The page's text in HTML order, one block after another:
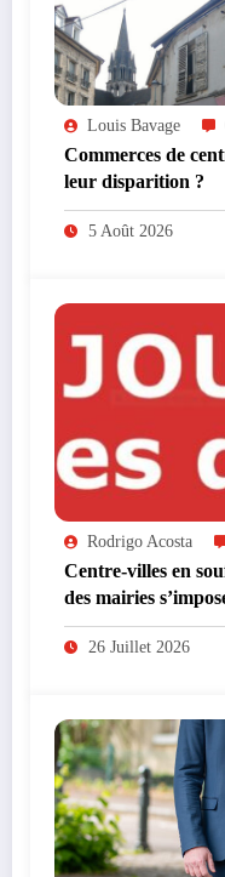
Louis Bavage
Commerces de
leur disparition ?
5 Août 2026
Rodrigo Acosta
Centre-villes en
des mairies
26 Juillet 2026